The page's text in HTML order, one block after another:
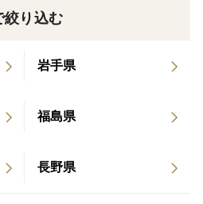
は前後します。）
まれる農作物を心掛けていま
絞り込む
岩手県
福島県
長野県